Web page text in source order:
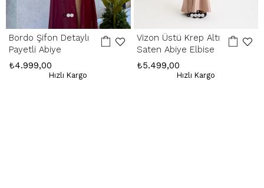
Bordo Şifon Detaylı
Payetli Abiye
₺4.999,00
Hızlı Kargo
Vizon Üstü Krep Altı
Saten Abiye Elbise
₺5.499,00
Hızlı Kargo